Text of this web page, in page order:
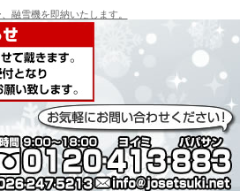
融雪機を即納いたします。